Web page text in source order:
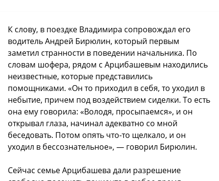
К слову, в поездке Владимира сопровождал его
водитель Андрей Бирюлин, который первым
заметил странности в поведении начальника. По
словам шофера, рядом с Арцибашевым находились
неизвестные, которые представились
помощниками. «Он то приходил в себя, то уходил в
небытие, причем под воздействием сиделки. То есть
она ему говорила: «Володя, просыпаемся», и он
открывал глаза, начинал адекватно со мной
беседовать. Потом опять что-то щелкало, и он
уходил в бессознательное», — говорил Бирюлин.
Сейчас семье Арцибашева дали разрешение